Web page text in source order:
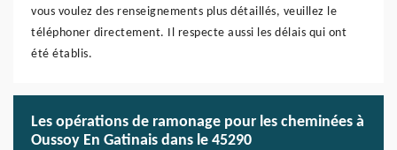
vous voulez des renseignements plus détaillés, veuillez le
téléphoner directement. Il respecte aussi les délais qui ont
été établis.
Les opérations de ramonage pour les cheminées à
Oussoy En Gatinais dans le 45290